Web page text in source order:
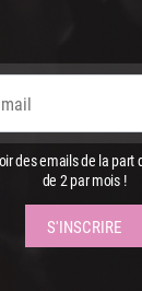
des emails de la part
de 2 par mois !